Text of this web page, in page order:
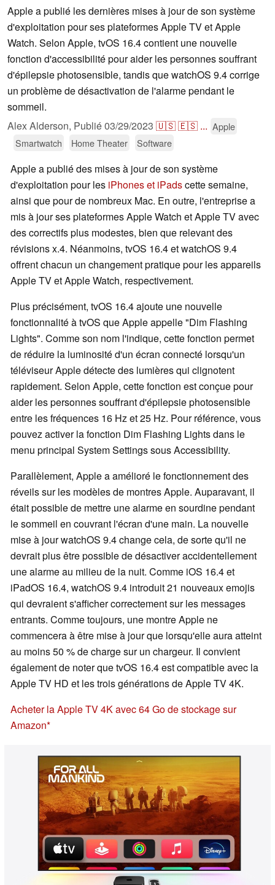
Apple a publié les dernières mises à jour de son système
d'exploitation pour ses plateformes Apple TV et Apple
Watch. Selon Apple, tvOS 16.4 contient une nouvelle
fonction d'accessibilité pour aider les personnes souffrant
d'épilepsie photosensible, tandis que watchOS 9.4 corrige
un problème de désactivation de l'alarme pendant le
sommeil.
Alex Alderson, Publié03/29/2023 🇺🇸🇪🇸 ... Apple
Smartwatch
Home Theater Software
Apple a publié des mises à jour de son système
d'exploitation pour les iPhones et iPadscette semaine,
ainsi que pour de nombreux Mac. En outre, l'entreprise a
mis à jour ses plateformes Apple Watch et Apple TV avec
des correctifs plus modestes, bien que relevant des
révisions x.4. Néanmoins, tvOS 16.4 et watchOS 9.4
offrent chacun un changement pratique pour les appareils
Apple TV et Apple Watch, respectivement.
Plus précisément, tvOS 16.4 ajoute une nouvelle
fonctionnalité à tvOS que Apple appelle "Dim Flashing
Lights". Comme son nom l'indique, cette fonction permet
de réduire la luminosité d'un écran connecté lorsqu'un
téléviseur Apple détecte des lumières qui clignotent
rapidement. Selon Apple, cette fonction est conçue pour
aider les personnes souffrant d'épilepsie photosensible
entre les fréquences 16 Hz et 25 Hz. Pour référence, vous
pouvez activer la fonction Dim Flashing Lights dans le
menu principal System Settings sous Accessibility.
Parallèlement, Apple a amélioré le fonctionnement des
réveils sur les modèles de montres Apple. Auparavant, il
était possible de mettre une alarme en sourdine pendant
le sommeil en couvrant l'écran d'une main. La nouvelle
mise à jour watchOS 9.4 change cela, de sorte qu'il ne
devrait plus être possible de désactiver accidentellement
une alarme au milieu de la nuit. Comme iOS 16.4 et
iPadOS 16.4, watchOS 9.4 introduit 21 nouveaux emojis
qui devraient s'afficher correctement sur les messages
entrants. Comme toujours, une montre Apple ne
commencera à être mise à jour que lorsqu'elle aura atteint
au moins 50 % de charge sur un chargeur. Il convient
également de noter que tvOS 16.4 est compatible avec la
Apple TV HD et les trois générations de Apple TV 4K.
Acheter la Apple TV 4K avec 64 Go de stockage sur
Amazon